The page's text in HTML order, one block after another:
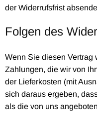
der Widerrufsfrist
Folgen des
Wenn Sie diesen Vertrag
Zahlungen, die wir von
der Lieferkosten (mit
sich daraus ergeben,
als die von uns